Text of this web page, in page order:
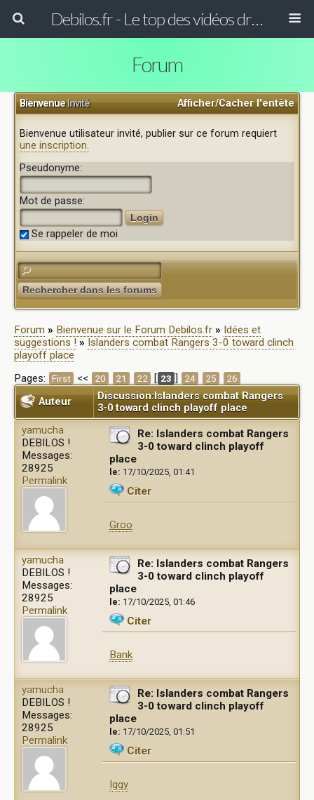
Debilos.fr - Le top des vidéos drôles du WEB !
Forum
BienvenueInvité Afficher/Cacher l'entête
Bienvenue utilisateur invité, publier sur ce forum requiert
une inscription.
Pseudonyme:
Mot de passe:
Se rappeler de moi
Forum » Bienvenue sur le Forum Debilos.fr » Idées et
suggestions ! » Islanders combat Rangers 3-0 toward clinch
playoff place
Pages:
First << 20 21 22 [ 23 ] 24 25 26
Auteur
Discussion:Islanders combat Rangers
3-0 toward clinch playoff place
yamucha
DEBILOS !
Messages:
28925
Permalink
Re: Islanders combat Rangers
3-0 toward clinch playoff
place
le: 17/10/2025, 01:41
Citer
Groo
yamucha
DEBILOS !
Messages:
28925
Permalink
Re: Islanders combat Rangers
3-0 toward clinch playoff
place
le: 17/10/2025, 01:46
Citer
Bank
yamucha
DEBILOS !
Messages:
28925
Permalink
Re: Islanders combat Rangers
3-0 toward clinch playoff
place
le: 17/10/2025, 01:51
Citer
Iggy